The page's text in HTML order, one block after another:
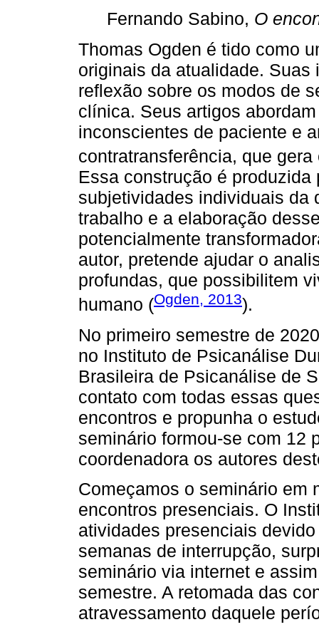
Fernando Sabino, O
Thomas Ogden é tido como
originais da atualidade.
reflexão sobre os modos de
clínica. Seus artigos
inconscientes de paciente e
contratransferência, que
Essa construção é
subjetividades individuais da
trabalho e a elaboração
potencialmente
autor, pretende ajudar o
profundas, que possibilitem
humano (Ogden, 2013).
No primeiro semestre de
no Instituto de Psicanálise
Brasileira de Psicanálise de
contato com todas essas
encontros e propunha o
seminário formou-se com 12
coordenadora os autores
Começamos o seminário em
encontros presenciais. O
atividades presenciais
semanas de interrupção,
seminário via internet e
semestre. A retomada das
atravessamento daquele